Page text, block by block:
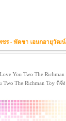
ชร - พัดชา เอนกอายุวัฒน์
You Two The Richman
The Richman Toy ดีจัง